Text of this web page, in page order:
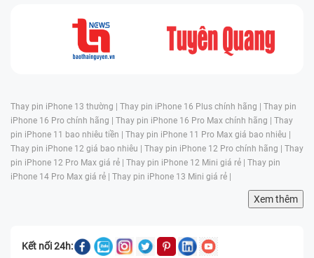
Thay pin iPhone 13 thường | Thay pin iPhone 16 Plus chính hãng | Thay pin
iPhone 16 Pro chính hãng | Thay pin iPhone 16 Pro Max chính hãng | Thay
pin iPhone 11 bao nhiêu tiền | Thay pin iPhone 11 Pro Max giá bao nhiêu |
Thay pin iPhone 12 giá bao nhiêu | Thay pin iPhone 12 Pro chính hãng | Thay
pin iPhone 12 Pro Max giá rẻ | Thay pin iPhone 12 Mini giá rẻ | Thay pin
iPhone 14 Pro Max giá rẻ | Thay pin iPhone 13 Mini giá rẻ |
Xem thêm
Kết nối 24h: